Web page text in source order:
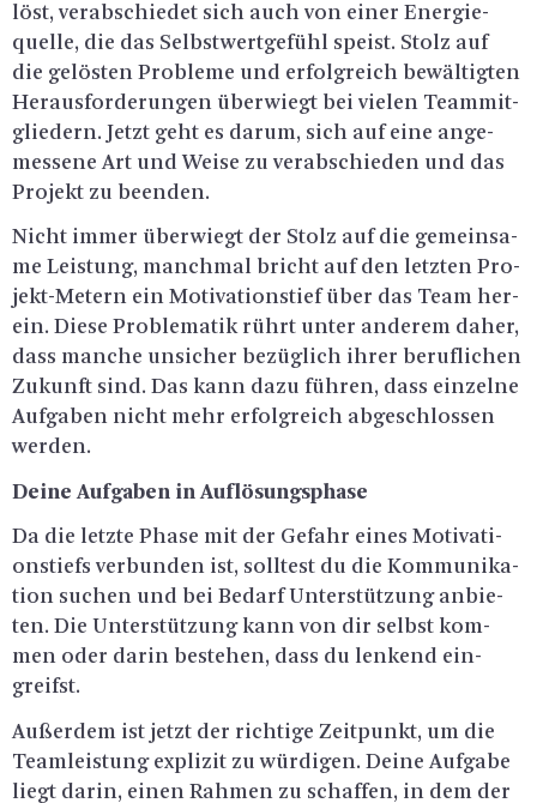
löst, ver­ab­schie­det sich auch von einer En­er­gie­
quel­le, die das Selbst­wert­ge­fühl speist. Stolz auf
die ge­lös­ten Pro­ble­me und er­folg­reich be­wäl­tig­ten
Her­aus­for­de­run­gen über­wiegt bei vie­len Team­mit­
glie­dern. Jetzt geht es darum, sich auf eine an­ge­
mes­se­ne Art und Weise zu ver­ab­schie­den und das
Pro­jekt zu be­en­den.
Nicht immer über­wiegt der Stolz auf die ge­mein­sa­
me Leis­tung, manch­mal bricht auf den letz­ten Pro­
jekt-Me­tern ein Mo­ti­va­ti­ons­tief über das Team her­
ein. Diese Pro­ble­ma­tik rührt unter an­de­rem daher,
dass man­che un­si­cher be­züg­lich ihrer be­ruf­li­chen
Zu­kunft sind. Das kann dazu füh­ren, dass ein­zel­ne
Auf­ga­ben nicht mehr er­folg­reich ab­ge­schlos­sen
wer­den.
Deine Auf­ga­ben in Auf­lö­sungs­pha­se
Da die letz­te Phase mit der Ge­fahr eines Mo­ti­va­ti­
ons­tiefs ver­bun­den ist, soll­test du die Kom­mu­ni­ka­
ti­on su­chen und bei Be­darf Un­ter­stüt­zung an­bie­
ten. Die Un­ter­stüt­zung kann von dir selbst kom­
men oder darin be­ste­hen, dass du len­kend ein­
greifst.
Au­ßer­dem ist jetzt der rich­ti­ge Zeit­punkt, um die
Team­leis­tung ex­pli­zit zu wür­di­gen. Deine Auf­ga­be
liegt darin, einen Rah­men zu schaf­fen, in dem der